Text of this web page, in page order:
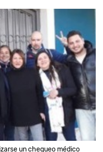
un chequeo médico